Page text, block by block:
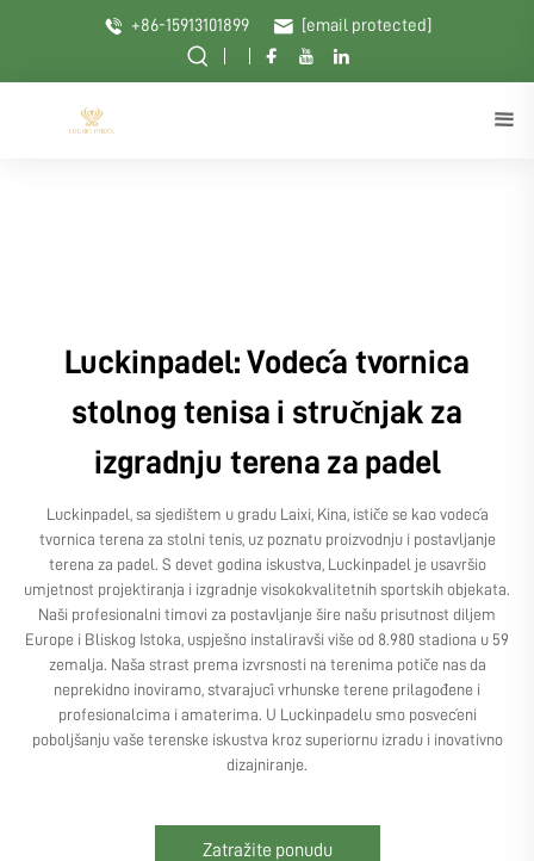
+86-15913101899 [email protected]
Luckinpadel: Vodeća tvornica
stolnog tenisa i stručnjak za
izgradnju terena za padel
Luckinpadel, sa sjedištem u gradu Laixi, Kina, ističe se kao vodeća
tvornica terena za stolni tenis, uz poznatu proizvodnju i postavljanje
terena za padel. S devet godina iskustva, Luckinpadel je usavršio
umjetnost projektiranja i izgradnje visokokvalitetnih sportskih objekata.
Naši profesionalni timovi za postavljanje šire našu prisutnost diljem
Europe i Bliskog Istoka, uspješno instaliravši više od 8.980 stadiona u 59
zemalja. Naša strast prema izvrsnosti na terenima potiče nas da
neprekidno inoviramo, stvarajući vrhunske terene prilagođene i
profesionalcima i amaterima. U Luckinpadelu smo posvećeni
poboljšanju vaše terenske iskustva kroz superiornu izradu i inovativno
dizajniranje.
Zatražite ponudu